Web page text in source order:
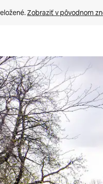
Zobraziť v pôvodnom